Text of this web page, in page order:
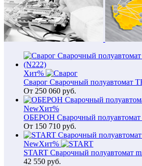
Хит%
Сварог Сварочный полуавтомат
От 250 060 руб.
NewХит%
ОБЕРОН Сварочный полуавтомат
От 150 710 руб.
NewХит%
START Сварочный полуавтомат
42 550 руб.